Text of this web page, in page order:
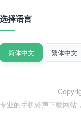
选择语言
简体中文 繁体中文
专业的手机铃声下载网站